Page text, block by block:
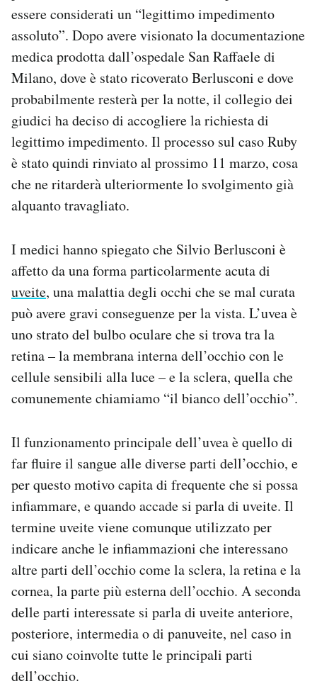
Regala il Post
Hai bisogno di aiuto?
Esci
essere considerati un “legittimo impedimento
assoluto”. Dopo avere visionato la documentazione
medica prodotta dall’ospedale San Raffaele di
Milano, dove è stato ricoverato Berlusconi e dove
probabilmente resterà per la notte, il collegio dei
giudici ha deciso di accogliere la richiesta di
legittimo impedimento. Il processo sul caso Ruby
è stato quindi rinviato al prossimo 11 marzo, cosa
che ne ritarderà ulteriormente lo svolgimento già
alquanto travagliato.
I medici hanno spiegato che Silvio Berlusconi è
affetto da una forma particolarmente acuta di
uveite, una malattia degli occhi che se mal curata
può avere gravi conseguenze per la vista. L’uvea è
uno strato del bulbo oculare che si trova tra la
retina – la membrana interna dell’occhio con le
cellule sensibili alla luce – e la sclera, quella che
comunemente chiamiamo “il bianco dell’occhio”.
Il funzionamento principale dell’uvea è quello di
far fluire il sangue alle diverse parti dell’occhio, e
per questo motivo capita di frequente che si possa
infiammare, e quando accade si parla di uveite. Il
termine uveite viene comunque utilizzato per
indicare anche le infiammazioni che interessano
altre parti dell’occhio come la sclera, la retina e la
cornea, la parte più esterna dell’occhio. A seconda
delle parti interessate si parla di uveite anteriore,
posteriore, intermedia o di panuveite, nel caso in
cui siano coinvolte tutte le principali parti
dell’occhio.